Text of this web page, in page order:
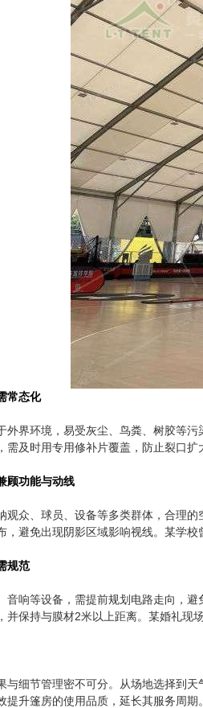
常态化
外界环境，易受灰尘、鸟粪、树胶等
需及时用专用修补片覆盖，防止裂口
顾功能与动线
观众、球员、设备等多类群体，合理
，避免出现阴影区域影响视线。某学
规范
音响等设备，需提前规划电路走向，
并保持与膜材2米以上距离。某婚礼现
与细节管理密不可分。从场地选择到
提升篷房的使用品质，延长其服务周